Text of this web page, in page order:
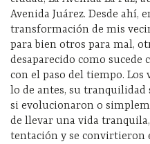
Avenida Juárez. Desde ahí,
transformación de mis
para bien otros para mal,
desaparecido como sucede
con el paso del tiempo. Los
lo de antes, su tranquilidad
si evolucionaron o
de llevar una vida
tentación y se convirtieron